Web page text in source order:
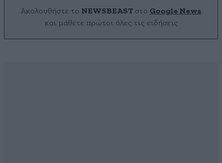
Ακολουθήστε το NEWSBEAST στο Google News
και μάθετε πρώτοι όλες τις ειδήσεις